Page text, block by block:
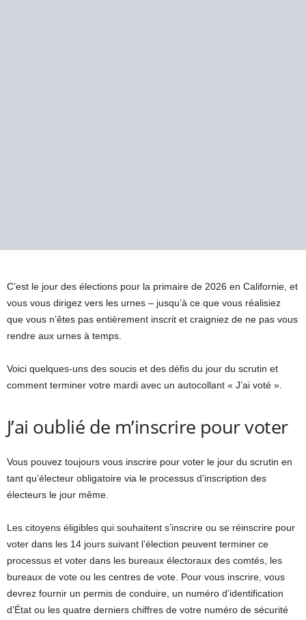
C’est le jour des élections pour la primaire de 2026 en Californie, et
vous vous dirigez vers les urnes – jusqu’à ce que vous réalisiez
que vous n’êtes pas entièrement inscrit et craigniez de ne pas vous
rendre aux urnes à temps.
Voici quelques-uns des soucis et des défis du jour du scrutin et
comment terminer votre mardi avec un autocollant « J’ai voté ».
J’ai oublié de m’inscrire pour voter
Vous pouvez toujours vous inscrire pour voter le jour du scrutin en
tant qu’électeur obligatoire via le processus d’inscription des
électeurs le jour même.
Les citoyens éligibles qui souhaitent s’inscrire ou se réinscrire pour
voter dans les 14 jours suivant l’élection peuvent terminer ce
processus et voter dans les bureaux électoraux des comtés, les
bureaux de vote ou les centres de vote. Pour vous inscrire, vous
devrez fournir un permis de conduire, un numéro d’identification
d’État ou les quatre derniers chiffres de votre numéro de sécurité